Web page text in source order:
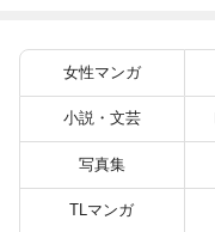
女性マンガ
小説・文芸
写真集
TLマンガ